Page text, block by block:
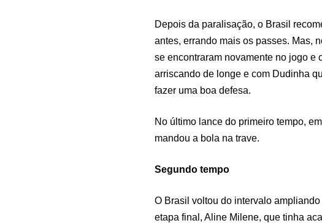
Depois da paralisação, o Brasil
antes, errando mais os passes. Mas,
se encontraram novamente no jogo e
arriscando de longe e com Dudinha
fazer uma boa defesa.
No último lance do primeiro tempo,
mandou a bola na trave.
Segundo tempo
O Brasil voltou do intervalo
etapa final, Aline Milene, que tinha